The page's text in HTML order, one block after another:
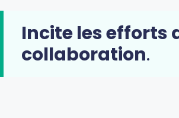
Incite les efforts
collaboration.